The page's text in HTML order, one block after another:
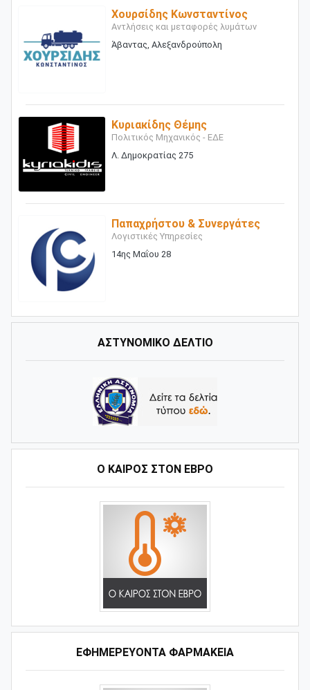
Χουρσίδης Κωνσταντίνος
Αντλήσεις και μεταφορές λυμάτων
Άβαντας, Αλεξανδρούπολη
Κυριακίδης Θέμης
Πολιτικός Μηχανικός - ΕΔΕ
Λ. Δημοκρατίας 275
Παπαχρήστου & Συνεργάτες
Λογιστικές Υπηρεσίες
14ης Μαΐου 28
ΑΣΤΥΝΟΜΙΚΟ ΔΕΛΤΙΟ
Ο ΚΑΙΡΌΣ ΣΤΟΝ ΈΒΡΟ
ΕΦΗΜΕΡΕΥΟΝΤΑ ΦΑΡΜΑΚΕΙΑ